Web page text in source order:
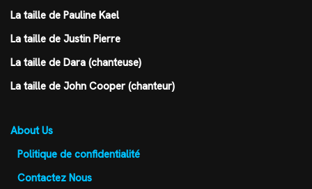
La taille de Pauline Kael
La taille de Justin Pierre
La taille de Dara (chanteuse)
La taille de John Cooper (chanteur)
About Us
Politique de confidentialité
Contactez Nous